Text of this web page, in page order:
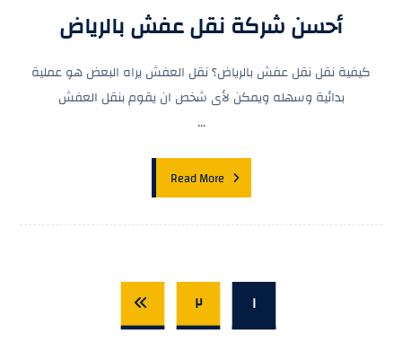
أحسن شركة نقل عفش بالرياض
كيفية نقل نقل عفش بالرياض؟ نقل العفش يراه البعض هو عملية
بدائية وسهله ويمكن لأى شخص ان يقوم بنقل العفش
...
Read More
١ ٢